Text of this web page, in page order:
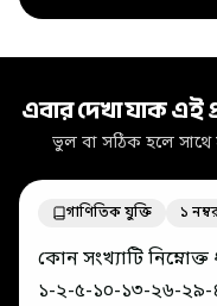
সঠিক উত্তর: 64 বর্গ
এবার দেখা যাক এই
ভুল বা সঠিক হলে সাথে
গাণিতিক যুক্তি ১
কোন সংখ্যাটি
১-২-৫-১০-১৩-২৬-২৯-